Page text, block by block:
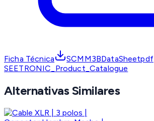
Ficha Técnica
SCMM3BDataSheetpdf
SEETRONIC_Product_Catalogue
Alternativas Similares